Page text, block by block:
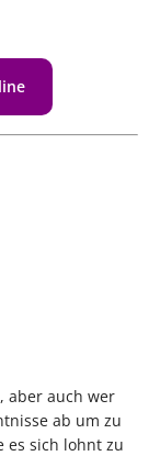
aber auch wer
ab um zu
es sich lohnt zu